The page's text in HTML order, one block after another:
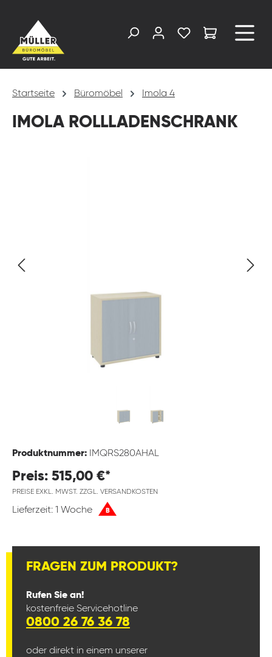
Startseite Büromöbel Imola 4
IMOLA ROLLLADENSCHRANK
Produktnummer: IMQRS280AHAL
Preis: 515,00 €*
PREISE EXKL. MWST. ZZGL. VERSANDKOSTEN
Lieferzeit: 1 Woche B
FRAGEN ZUM PRODUKT?
Rufen Sie an!
kostenfreie Servicehotline
0800 26 76 36 78
oder direkt in einem unserer